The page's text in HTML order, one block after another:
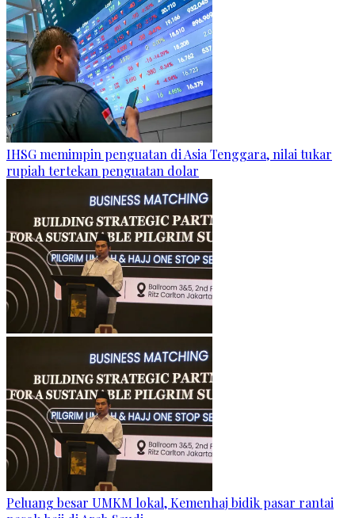
IHSG memimpin penguatan di Asia Tenggara, nilai tukar
rupiah tertekan penguatan dolar
Peluang besar UMKM lokal, Kemenhaj bidik pasar rantai